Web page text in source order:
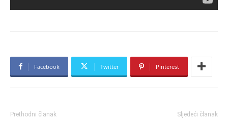
Facebook Twitter Pinterest
Prethodni članak Sljedeći članak